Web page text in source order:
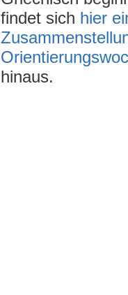
findet sich hier
hinaus.